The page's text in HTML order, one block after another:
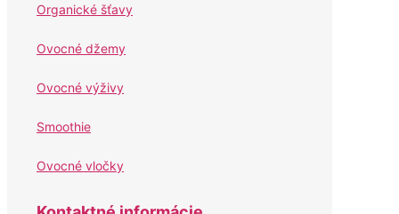
Organické šťavy
Ovocné džemy
Ovocné výživy
Smoothie
Ovocné vločky